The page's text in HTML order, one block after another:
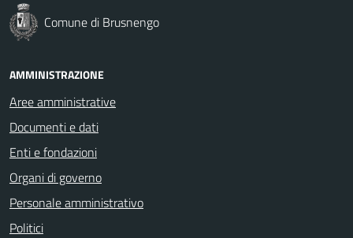
Comune di Brusnengo
AMMINISTRAZIONE
Aree amministrative
Documenti e dati
Enti e fondazioni
Organi di governo
Personale amministrativo
Politici